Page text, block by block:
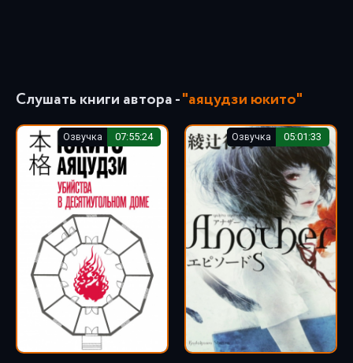
Слушать книги автора -"аяцудзи юкито"
Озвучка 07:55:24 Озвучка 05:01:33